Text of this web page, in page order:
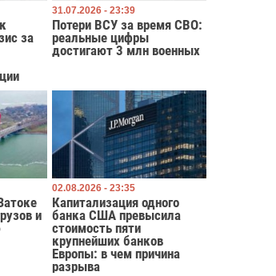
за
31.07.2026 - 23:39
Потери ВСУ за время СВО:
реальные цифры
достигают 3 млн военных
и
02.08.2026 - 23:35
Капитализация одного
банка США превысила
стоимость пяти
крупнейших банков
Европы: в чем причина
разрыва